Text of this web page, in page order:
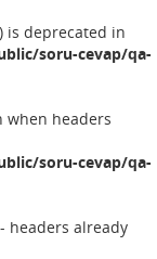
is deprecated in
soru-cevap/qa-
when headers
soru-cevap/qa-
headers already